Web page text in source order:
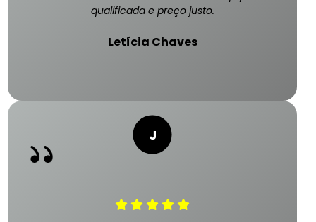
qualificada e preço justo.
Letícia Chaves